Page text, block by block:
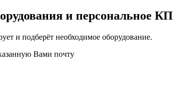
и персональное КП
и подберёт необходимое оборудование.
Вами почту